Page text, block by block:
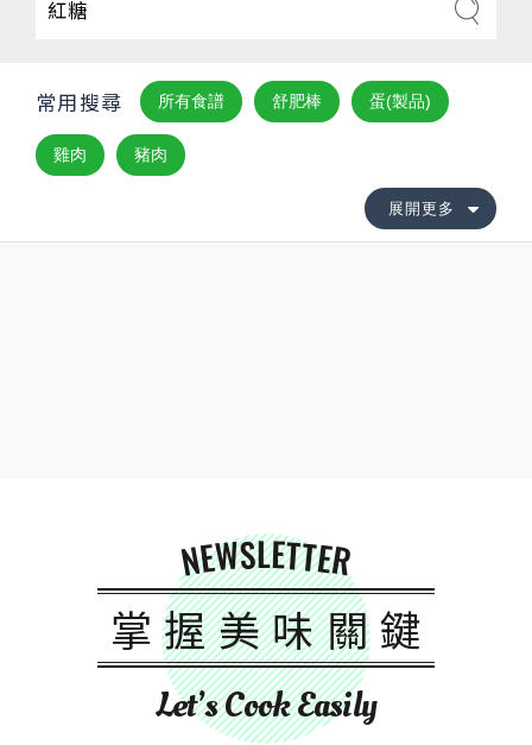
常用搜尋 所有食譜 舒肥棒 蛋(製品)
雞肉 豬肉
展開更多
NEWSLETTER
掌握美味關鍵
Let’s Cook Easily